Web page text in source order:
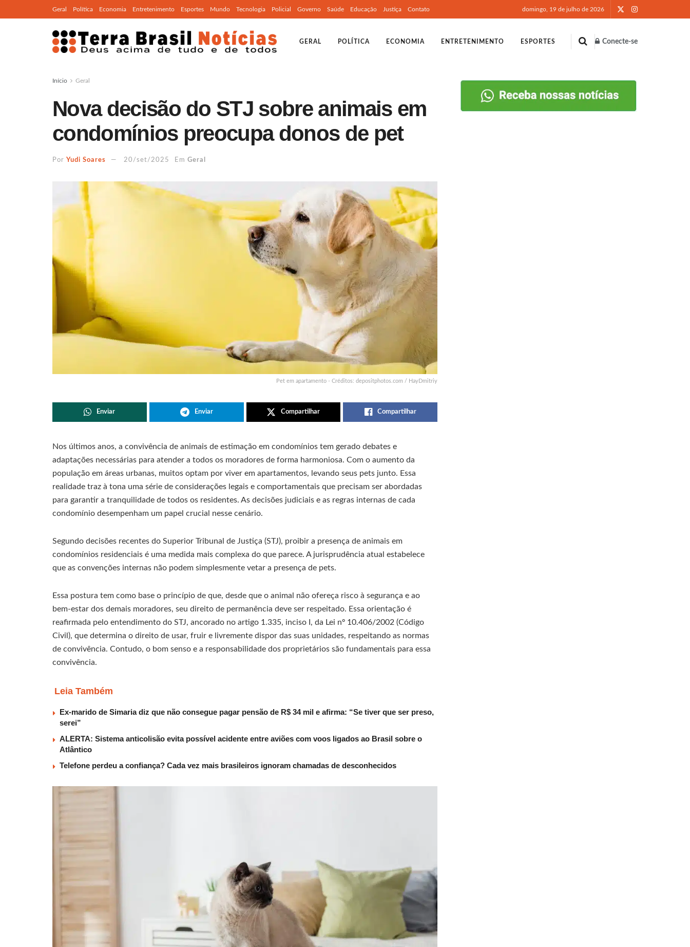
Geral Política Economia Entretenimento Esportes Mundo Tecnologia Policial Governo Saúde Educação Justiça Contato domingo, 19 de julho de 2026
GERAL POLÍTICA ECONOMIA ENTRETENIMENTO ESPORTES Conecte-se
Início Geral
Nova decisão do STJ sobre animais em
condomínios preocupa donos de pet
Por Yudi Soares 20/set/2025 Em Geral
Pet em apartamento - Créditos: depositphotos.com / HayDmitriy
Enviar Enviar Compartilhar Compartilhar
Nos últimos anos, a convivência de animais de estimação em condomínios tem gerado debates e
adaptações necessárias para atender a todos os moradores de forma harmoniosa. Com o aumento da
população em áreas urbanas, muitos optam por viver em apartamentos, levando seus pets junto. Essa
realidade traz à tona uma série de considerações legais e comportamentais que precisam ser abordadas
para garantir a tranquilidade de todos os residentes. As decisões judiciais e as regras internas de cada
condomínio desempenham um papel crucial nesse cenário.
Segundo decisões recentes do Superior Tribunal de Justiça (STJ), proibir a presença de animais em
condomínios residenciais é uma medida mais complexa do que parece. A jurisprudência atual estabelece
que as convenções internas não podem simplesmente vetar a presença de pets.
Essa postura tem como base o princípio de que, desde que o animal não ofereça risco à segurança e ao
bem-estar dos demais moradores, seu direito de permanência deve ser respeitado. Essa orientação é
reafirmada pelo entendimento do STJ, ancorado no artigo 1.335, inciso I, da Lei nº 10.406/2002 (Código
Civil), que determina o direito de usar, fruir e livremente dispor das suas unidades, respeitando as normas
de convivência. Contudo, o bom senso e a responsabilidade dos proprietários são fundamentais para essa
convivência.
Leia Também
Ex-marido de Simaria diz que não consegue pagar pensão de R$ 34 mil e afirma: “Se tiver que ser preso,
serei”
ALERTA: Sistema anticolisão evita possível acidente entre aviões com voos ligados ao Brasil sobre o
Atlântico
Telefone perdeu a confiança? Cada vez mais brasileiros ignoram chamadas de desconhecidos